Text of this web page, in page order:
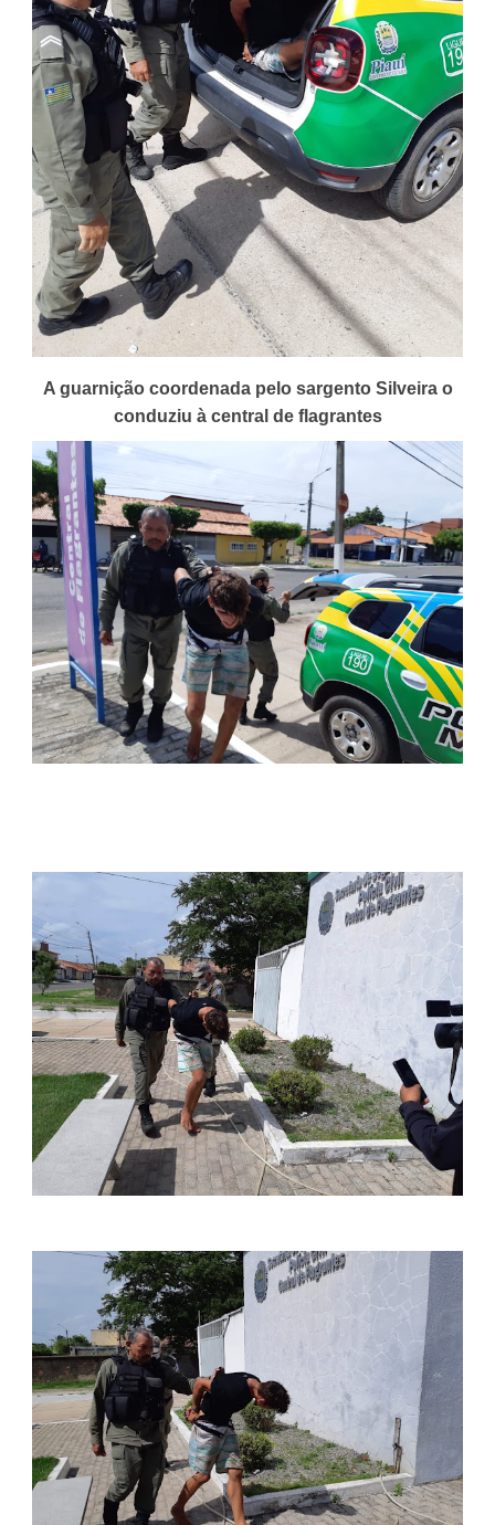
A guarnição coordenada pelo sargento Silveira o
conduziu à central de flagrantes